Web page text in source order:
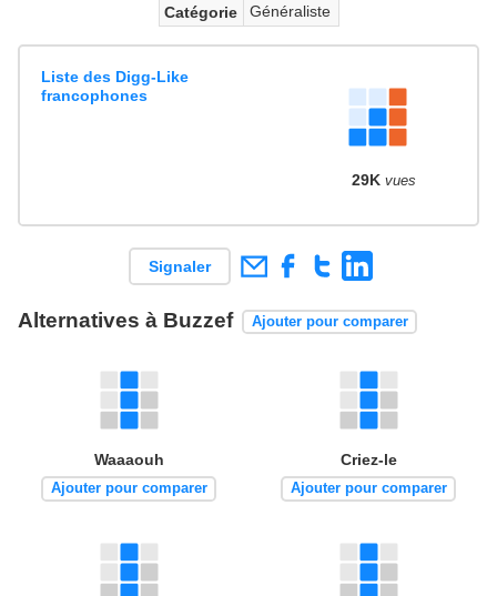
Catégorie
Généraliste
Liste des Digg-Like
francophones
29K vues
Signaler
Alternatives à Buzzef Ajouter pour comparer
Waaaouh
Ajouter pour comparer
Criez-le
Ajouter pour comparer